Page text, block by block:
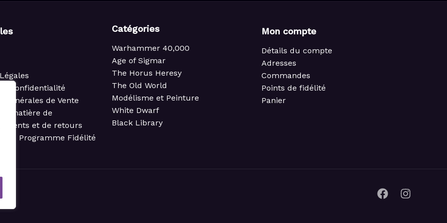
confidentialité
Générales de Vente
matière de
et de retours
du Programme Fidélité
Catégories
Warhammer 40,000
Age of Sigmar
The Horus Heresy
The Old World
Modélisme et Peinture
White Dwarf
Black Library
Mon compte
Détails du compte
Adresses
Commandes
Points de fidélité
Panier